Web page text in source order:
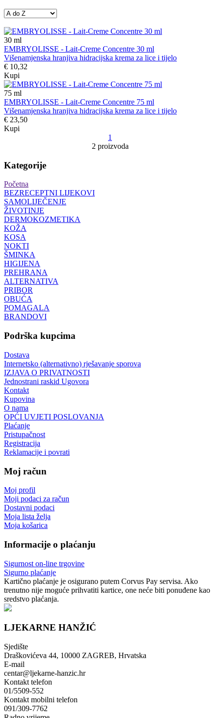
30 ml
EMBRYOLISSE - Lait-Creme Concentre 30 ml
Višenamjenska hranjiva hidracijska krema za lice i tijelo
€ 10,32
Kupi
75 ml
EMBRYOLISSE - Lait-Creme Concentre 75 ml
Višenamjenska hranjiva hidracijska krema za lice i tijelo
€ 23,50
Kupi
1
2 proizvoda
Kategorije
Početna
BEZRECEPTNI LIJEKOVI
SAMOLIJEČENJE
ŽIVOTINJE
DERMOKOZMETIKA
KOŽA
KOSA
NOKTI
ŠMINKA
HIGIJENA
PREHRANA
ALTERNATIVA
PRIBOR
OBUĆA
POMAGALA
BRANDOVI
Podrška kupcima
Dostava
Internetsko (alternativno) rješavanje sporova
IZJAVA O PRIVATNOSTI
Jednostrani raskid Ugovora
Kontakt
Kupovina
O nama
OPĆI UVJETI POSLOVANJA
Plaćanje
Pristupačnost
Registracija
Reklamacije i povrati
Moj račun
Moj profil
Moji podaci za račun
Dostavni podaci
Moja lista želja
Moja košarica
Informacije o plaćanju
Sigurnost on-line trgovine
Sigurno plaćanje
Kartično plaćanje je osigurano putem Corvus Pay servisa. Ako
trenutno nije moguće prihvatiti kartice, one neće biti ponuđene kao
sredstvo plaćanja.
LJEKARNE HANŽIĆ
Sjedište
Draškovićeva 44, 10000 ZAGREB, Hrvatska
E-mail
centar@ljekarne-hanzic.hr
Kontakt telefon
01/5509-552
Kontakt mobilni telefon
091/309-7762